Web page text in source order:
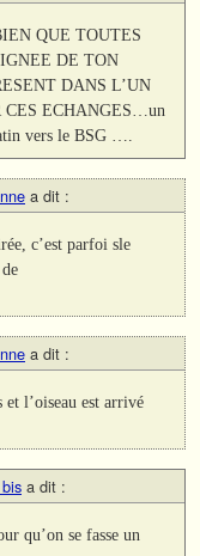
QUE TOUTES
DE TON
DANS L’UN
CES ECHANGES…un
vers le BSG ….
a dit :
c’est parfoi sle
a dit :
l’oiseau est arrivé
a dit :
qu’on se fasse un